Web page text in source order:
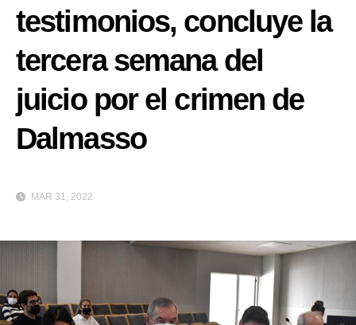
testimonios, concluye la
tercera semana del
juicio por el crimen de
Dalmasso
MAR 31, 2022